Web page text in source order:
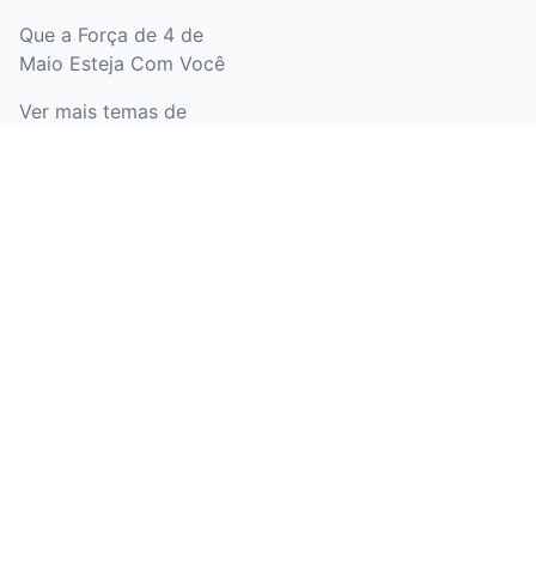
Que a Força de 4 de
Maio Esteja Com Você
Ver mais temas de